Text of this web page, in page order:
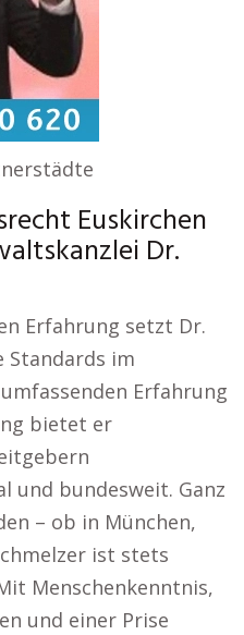
Euskirchen
Dr.
Erfahrung setzt Dr.
Standards im
Erfahrung
bietet er
und bundesweit. Ganz
– ob in München,
ist stets
Menschenkenntnis,
und einer Prise